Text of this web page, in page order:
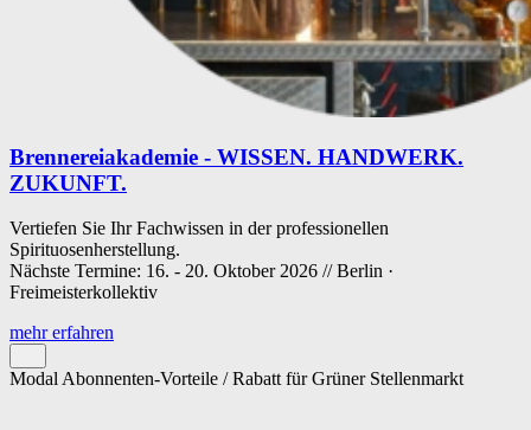
Brennereiakademie - WISSEN. HANDWERK.
ZUKUNFT.
Vertiefen Sie Ihr Fachwissen in der professionellen
Spirituosenherstellung.
Nächste Termine: 16. - 20. Oktober 2026 // Berlin ·
Freimeisterkollektiv
mehr erfahren
Modal Abonnenten-Vorteile / Rabatt für Grüner Stellenmarkt